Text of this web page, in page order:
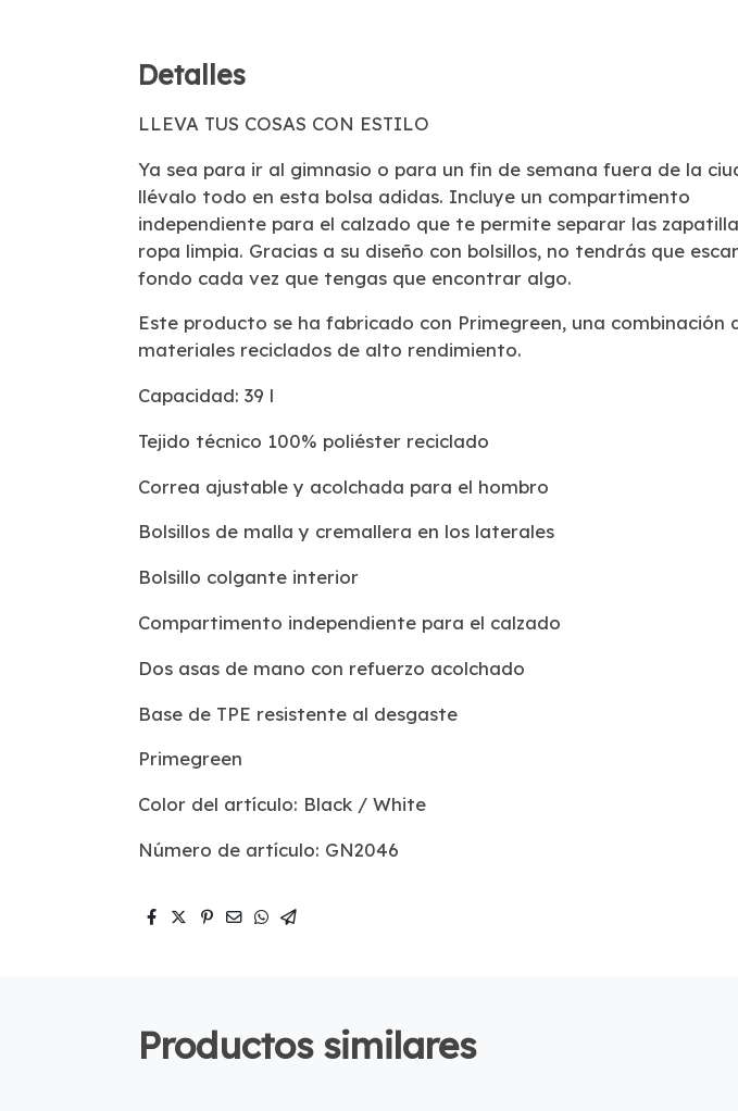
Detalles
LLEVA TUS COSAS CON ESTILO
Ya sea para ir al gimnasio o para un fin de semana fuera de la
llévalo todo en esta bolsa adidas. Incluye un compartimento
independiente para el calzado que te permite separar las
ropa limpia. Gracias a su diseño con bolsillos, no tendrás que
fondo cada vez que tengas que encontrar algo.
Este producto se ha fabricado con Primegreen, una combinación
materiales reciclados de alto rendimiento.
Capacidad: 39 l
Tejido técnico 100% poliéster reciclado
Correa ajustable y acolchada para el hombro
Bolsillos de malla y cremallera en los laterales
Bolsillo colgante interior
Compartimento independiente para el calzado
Dos asas de mano con refuerzo acolchado
Base de TPE resistente al desgaste
Primegreen
Color del artículo: Black / White
Número de artículo: GN2046
Productos similares